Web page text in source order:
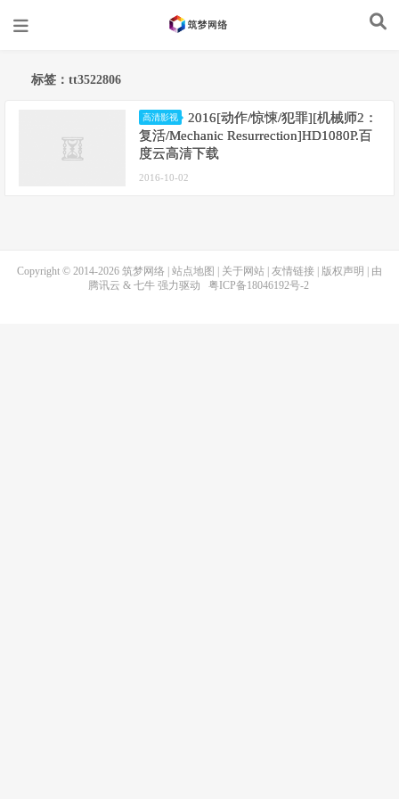
标签：tt3522806
高清影视
2016[动作/惊悚/犯罪][机械师2：
复活/Mechanic Resurrection]HD1080P.百
度云高清下载
2016-10-02
Copyright © 2014-2026 筑梦网络 站点地图 关于网站 友情链接 版权声明
| 由
腾讯云 & 七牛强力驱动 粤ICP备18046192号-2